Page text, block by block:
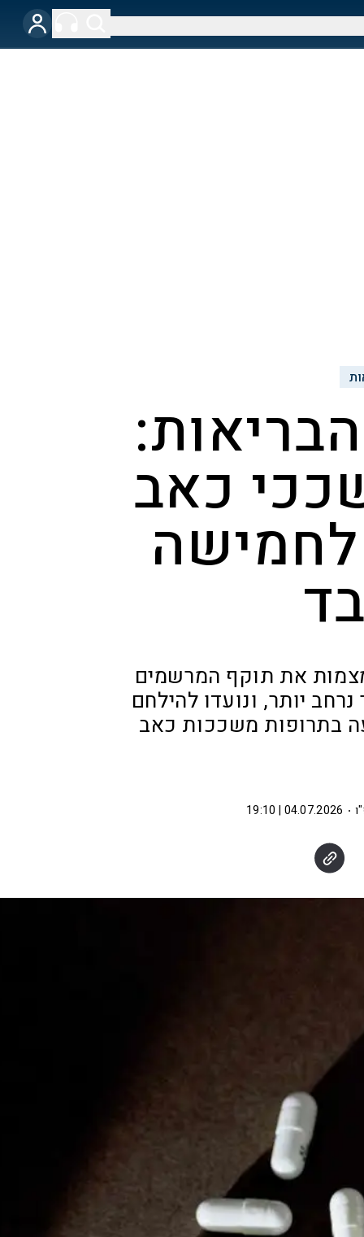
כאב
לחמישה
את תוקף המרשמים
נרחב יותר, ונועדו להילחם
בתרופות משככות כאב
04.07.2026 | 19:10